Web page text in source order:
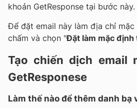
khoản GetResponse tại bước này.
Để đặt email này làm địa chỉ
chấm và chọn "Đặt làm mặc định
Tạo chiến dịch email
GetResponese
Làm thế nào để thêm danh bạ